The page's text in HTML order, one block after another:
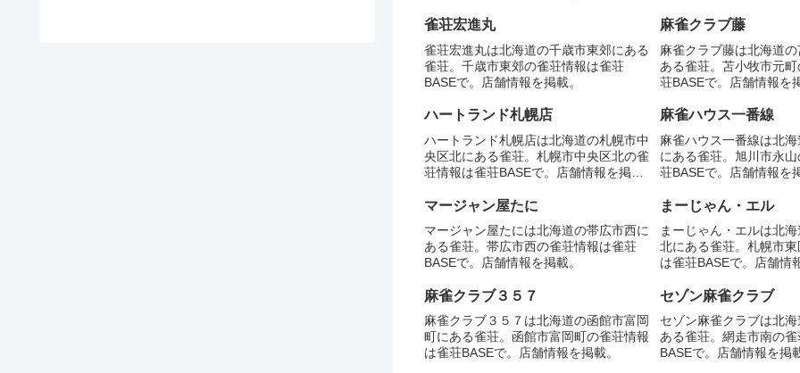
雀荘宏進丸
雀荘宏進丸は北海道の千歳市東郊にある
雀荘。千歳市東郊の雀荘情報は雀荘
BASEで。店舗情報を掲載。
麻雀クラブ藤
麻雀クラブ藤は北海道
ある雀荘。苫小牧市元
荘BASEで。店舗情報を
ハートランド札幌店
ハートランド札幌店は北海道の札幌市中
央区北にある雀荘。札幌市中央区北の雀
荘情報は雀荘BASEで。店舗情報を掲
麻雀ハウス一番線
麻雀ハウス一番線は北
にある雀荘。旭川市永
荘BASEで。店舗情報を
マージャン屋たに
マージャン屋たには北海道の帯広市西に
ある雀荘。帯広市西の雀荘情報は雀荘
BASEで。店舗情報を掲載。
まーじゃん・エル
まーじゃん・エルは北
北にある雀荘。札幌市
は雀荘BASEで。店舗情
麻雀クラブ３５７
麻雀クラブ３５７は北海道の函館市富岡
町にある雀荘。函館市富岡町の雀荘情報
は雀荘BASEで。店舗情報を掲載。
セゾン麻雀クラブ
セゾン麻雀クラブは北
ある雀荘。網走市南の
BASEで。店舗情報を掲